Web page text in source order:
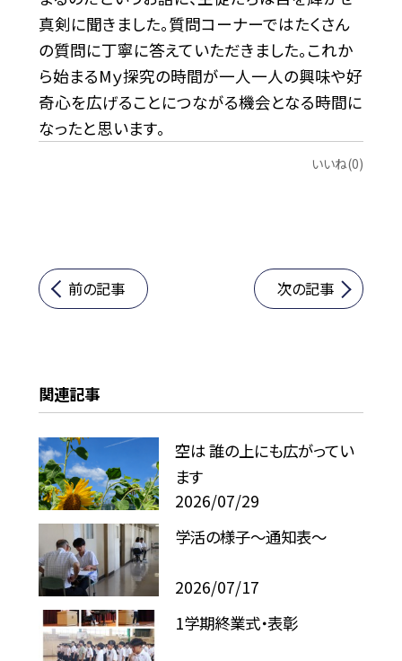
真剣に聞きました。質問コーナーではたくさん
の質問に丁寧に答えていただきました。 これか
ら始まるMｙ探究の時間が一人一人の興味や好
奇心を広げることにつながる機会となる時間に
なったと思います。
いいね(0)
前の記事 次の記事
関連記事
空は 誰の上にも広がってい
ます
2026/07/29
学活の様子〜通知表〜
2026/07/17
1学期終業式・表彰